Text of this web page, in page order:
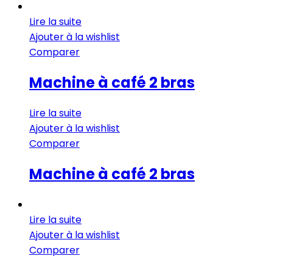
Lire la suite
Ajouter à la wishlist
Comparer
Machine à café 2 bras
Lire la suite
Ajouter à la wishlist
Comparer
Machine à café 2 bras
Lire la suite
Ajouter à la wishlist
Comparer